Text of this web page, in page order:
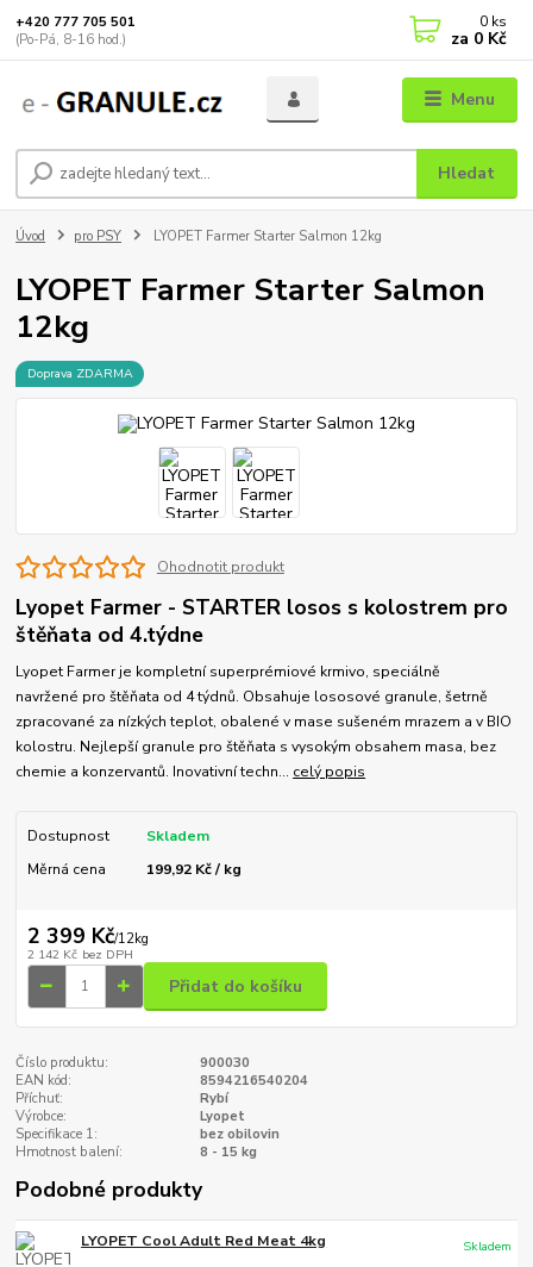
Menu
Hledat
+420 777 705 501
(Po-Pá, 8-16 hod.)
0 ks
za 0 Kč
Úvod pro PSY LYOPET Farmer Starter Salmon 12kg
LYOPET Farmer Starter Salmon
12kg
Doprava ZDARMA
Ohodnotit produkt
Lyopet Farmer - STARTER losos s kolostrem pro
štěňata od 4.týdne
Lyopet Farmer je kompletní superprémiové krmivo, speciálně
navržené pro štěňata od 4 týdnů. Obsahuje lososové granule, šetrně
zpracované za nízkých teplot, obalené v mase sušeném mrazem a v BIO
kolostru. Nejlepší granule pro štěňata s vysokým obsahem masa, bez
chemie a konzervantů. Inovativní techn... celý popis
Dostupnost
Skladem
Měrná cena
199,92 Kč / kg
2 399 Kč/12kg
2 142 Kč bez DPH
Přidat do košíku
Číslo produktu:
900030
EAN kód:
8594216540204
Příchuť:
Rybí
Výrobce:
Lyopet
Specifikace 1:
bez obilovin
Hmotnost balení:
8 - 15 kg
Podobné produkty
LYOPET Cool Adult Red Meat 4kg
Skladem